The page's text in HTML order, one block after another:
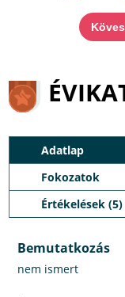
Adatlap
Fokozatok
Értékelések (5)
Bemutatkozás
nem ismert